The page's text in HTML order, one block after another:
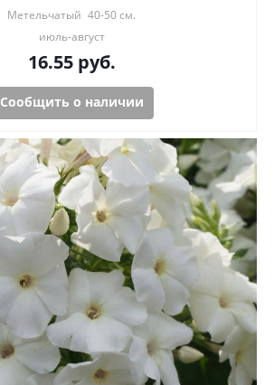
Метельчатый 40-50 см.
июль-август
16.55руб.
Сообщить о наличии